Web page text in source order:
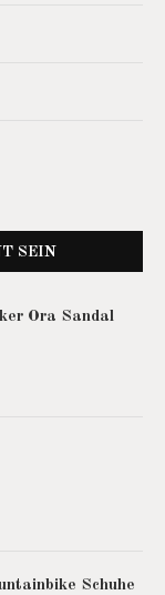
SEIN
Ora Sandal
Schuhe